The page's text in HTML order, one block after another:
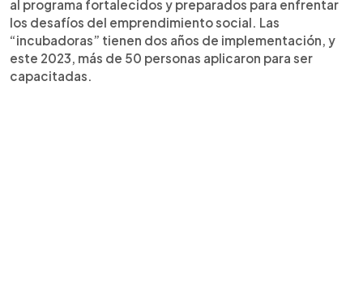
al programa fortalecidos y preparados para enfrentar
los desafíos del emprendimiento social. Las
“incubadoras” tienen dos años de implementación, y
este 2023, más de 50 personas aplicaron para ser
capacitadas.